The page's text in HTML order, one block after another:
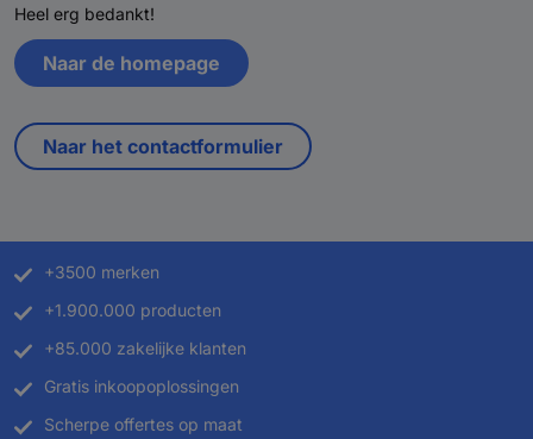
Heel erg bedankt!
Naar de homepage
Naar het contactformulier
+3500 merken
+1.900.000 producten
+85.000 zakelijke klanten
Gratis inkoopoplossingen
Scherpe offertes op maat